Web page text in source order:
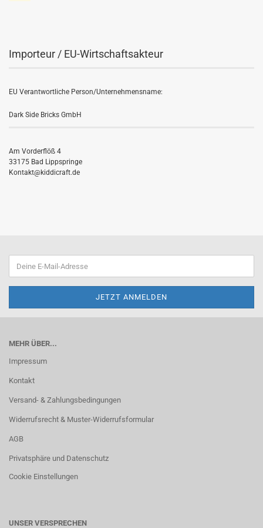
Importeur / EU-Wirtschaftsakteur
EU Verantwortliche Person/Unternehmensname:
Dark Side Bricks GmbH
Am Vorderflöß 4
33175 Bad Lippspringe
Kontakt@kiddicraft.de
MEHR ÜBER...
Impressum
Kontakt
Versand- & Zahlungsbedingungen
Widerrufsrecht & Muster-Widerrufsformular
AGB
Privatsphäre und Datenschutz
Cookie Einstellungen
UNSER VERSPRECHEN